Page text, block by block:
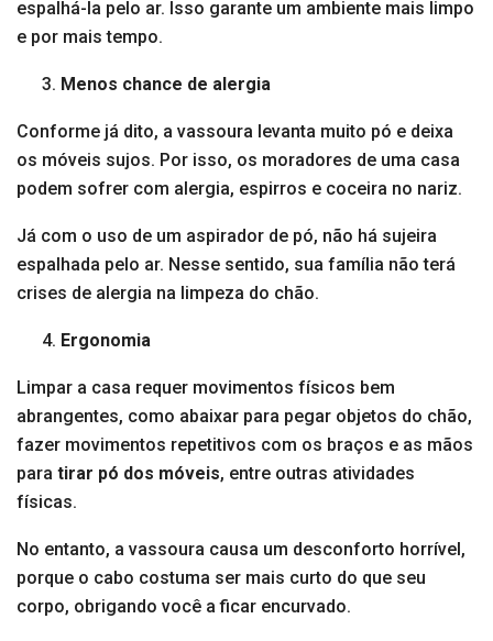
espalhá-la pelo ar. Isso garante um ambiente mais limpo
e por mais tempo.
Menos chance de alergia
Conforme já dito, a vassoura levanta muito pó e deixa
os móveis sujos. Por isso, os moradores de uma casa
podem sofrer com alergia, espirros e coceira no nariz.
Já com o uso de um aspirador de pó, não há sujeira
espalhada pelo ar. Nesse sentido, sua família não terá
crises de alergia na limpeza do chão.
Ergonomia
Limpar a casa requer movimentos físicos bem
abrangentes, como abaixar para pegar objetos do chão,
fazer movimentos repetitivos com os braços e as mãos
para tirar pó dos móveis, entre outras atividades
físicas.
No entanto, a vassoura causa um desconforto horrível,
porque o cabo costuma ser mais curto do que seu
corpo, obrigando você a ficar encurvado.